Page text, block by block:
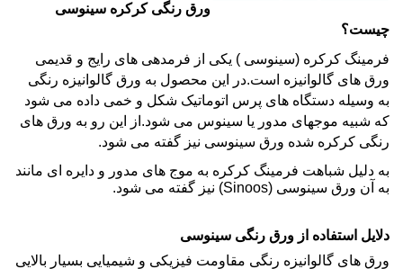
ورق رنگی کرکره سینوسی
چیست؟
فرمینگ کرکره (سینوسی ) یکی از فرمدهی های رایج و قدیمی
ورق های گالوانیزه است.در این محصول به ورق گالوانیزه رنگی
به وسیله دستگاه های پرس اتوماتیک شکل و خمی داده می شود
که شبیه موجهای مدور یا سینوس می شود.از این رو به ورق های
رنگی کرکره شده ورق سینوسی نیز گفته می شود.
به دلیل شباهت فرمینگ کرکره به موج های مدور و دایره ای مانند
به آن ورق سینوسی (
Sinoos) نیز گفته می شود.
دلایل استفاده از ورق رنگی سینوسی
ورق های گالوانیزه رنگی مقاومت فیزیکی و شیمیایی بسیار بالایی